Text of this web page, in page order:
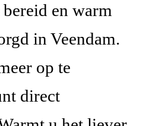
en warm
in Veendam.
op te
direct